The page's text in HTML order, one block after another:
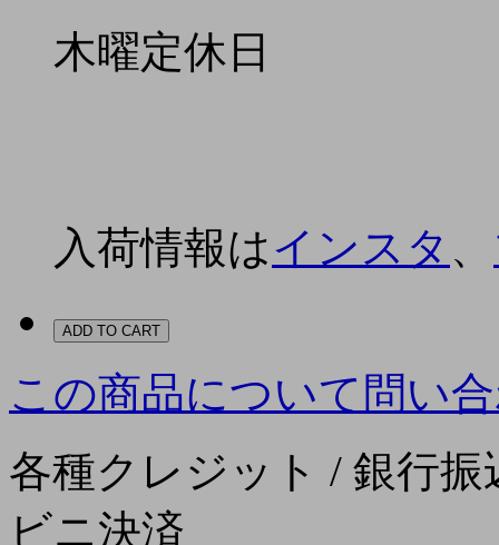
木曜定休日
入荷情報はインスタ 、
ADD TO CART
この商品について問い
各種クレジット / 銀行
ビニ決済